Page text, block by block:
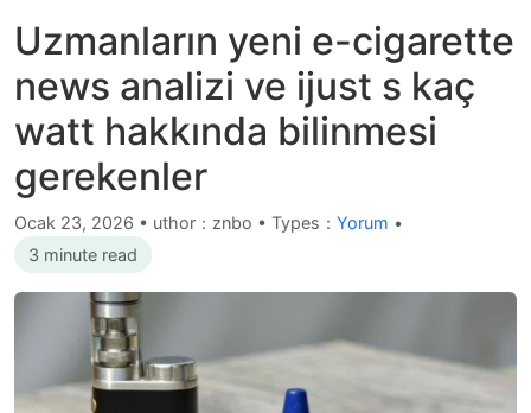
Uzmanların yeni e-cigarette
news analizi ve ijust s kaç
watt hakkında bilinmesi
gerekenler
Ocak 23, 2026 • uthor：znbo • Types： Yorum •
3 minute read